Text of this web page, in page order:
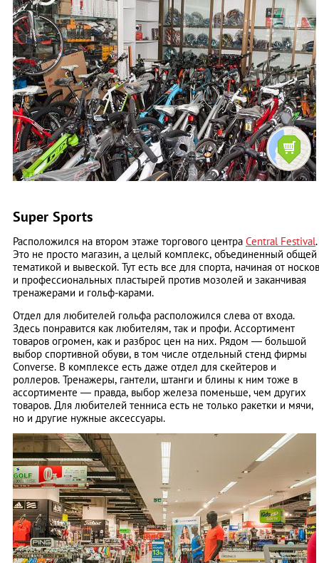
Super Sports
Расположился на втором этаже торгового центра Central Festival.
Это не просто магазин, а целый комплекс, объединенный общей
тематикой и вывеской. Тут есть все для спорта, начиная от носков
и профессиональных пластырей против мозолей и заканчивая
тренажерами и гольф-карами.
Отдел для любителей гольфа расположился слева от входа.
Здесь понравится как любителям, так и профи. Ассортимент
товаров огромен, как и разброс цен на них. Рядом — большой
выбор спортивной обуви, в том числе отдельный стенд фирмы
Converse. В комплексе есть даже отдел для скейтеров и
роллеров. Тренажеры, гантели, штанги и блины к ним тоже в
ассортименте — правда, выбор железа поменьше, чем других
товаров. Для любителей тенниса есть не только ракетки и мячи,
но и другие нужные аксессуары.